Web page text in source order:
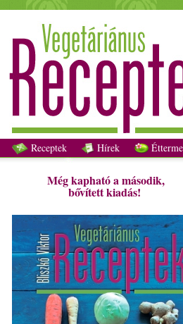
Receptek Hírek
Még kapható a második,
bővített kiadás!